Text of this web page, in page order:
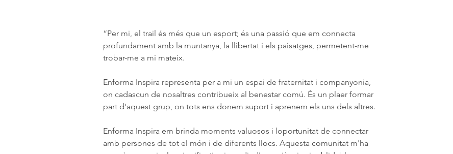
“Per mi, el trail és més que un esport; és una passió que em connecta
profundament amb la muntanya, la llibertat i els paisatges, permetent-me
trobar-me a mi mateix.
Enforma Inspira representa per a mi un espai de fraternitat i companyonia,
on cadascun de nosaltres contribueix al benestar comú. És un plaer formar
part d'aquest grup, on tots ens donem suport i aprenem els uns dels altres.
Enforma Inspira em brinda moments valuosos i loportunitat de connectar
amb persones de tot el món i de diferents llocs. Aquesta comunitat m'ha